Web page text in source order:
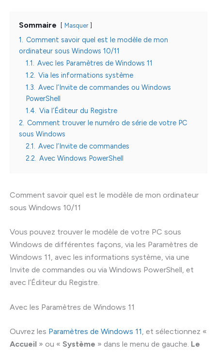
Sommaire Masquer
1.
Comment savoir quel est le modèle de mon
ordinateur sous Windows 10/11
1.1.
Avec les Paramètres de Windows 11
1.2. Via les informations système
1.3. Avec l’Invite de commandes ou Windows
PowerShell
1.4. Via l’Éditeur du Registre
2. Comment trouver le numéro de série de votre PC
sous Windows
2.1.
Avec l’Invite de commandes
2.2. Avec Windows PowerShell
Comment savoir quel est le modèle de mon ordinateur
sous Windows 10/11
Vous pouvez trouver le modèle de votre PC sous
Windows de différentes façons, via les Paramètres de
Windows 11, avec les informations système, via une
Invite de commandes ou via Windows PowerShell, et
avec l’Éditeur du Registre.
Avec les Paramètres de Windows 11
Ouvrez les Paramètres de Windows 11, et sélectionnez «
Accueil » ou « Système » dans le menu de gauche. Le